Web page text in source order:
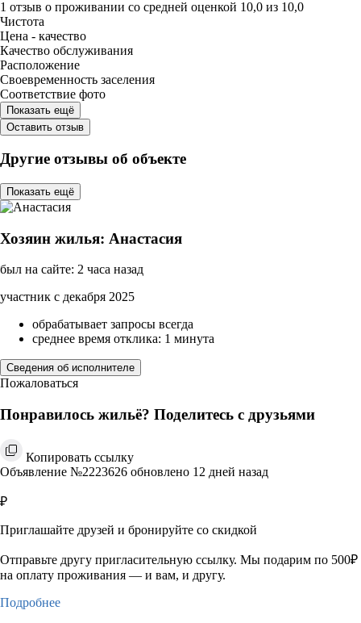
1 отзыв о проживании со средней оценкой 10,0 из 10,0
Чистота
Цена - качество
Качество обслуживания
Расположение
Своевременность заселения
Соответствие фото
Показать ещё
Оставить отзыв
Другие отзывы об объекте
Показать ещё
Хозяин жилья: Анастасия
был на сайте: 2 часа назад
участник с декабря 2025
обрабатывает запросы всегда
среднее время отклика: 1 минута
Сведения об исполнителе
Пожаловаться
Понравилось жильё? Поделитесь с друзьями
Копировать ссылку
Объявление №2223626 обновлено 12 дней назад
₽
Приглашайте друзей и бронируйте со скидкой
Отправьте другу пригласительную ссылку. Мы подарим по 500₽
на оплату проживания — и вам, и другу.
Подробнее